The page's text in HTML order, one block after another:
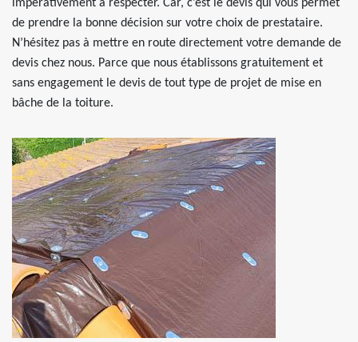
impérativement à respecter. Car, c’est le devis qui vous permet
de prendre la bonne décision sur votre choix de prestataire.
N’hésitez pas à mettre en route directement votre demande de
devis chez nous. Parce que nous établissons gratuitement et
sans engagement le devis de tout type de projet de mise en
bâche de la toiture.